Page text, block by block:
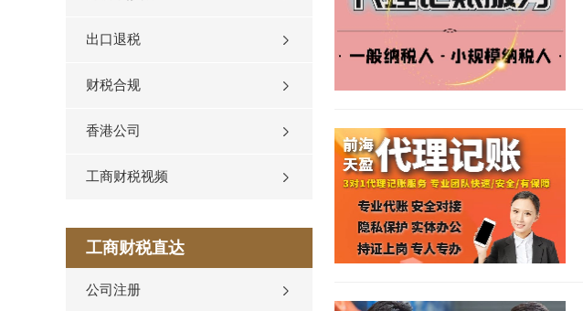
出口退税
财税合规
香港公司
工商财税视频
工商财税直达
公司注册